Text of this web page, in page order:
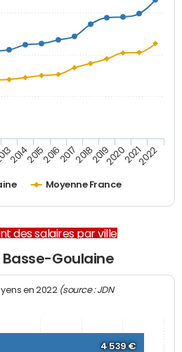
Moyenne France
201420152016201720182019202020212022
des salaires par ville
Basse-Goulaine
en 2022 (source : JDN
4 539 €